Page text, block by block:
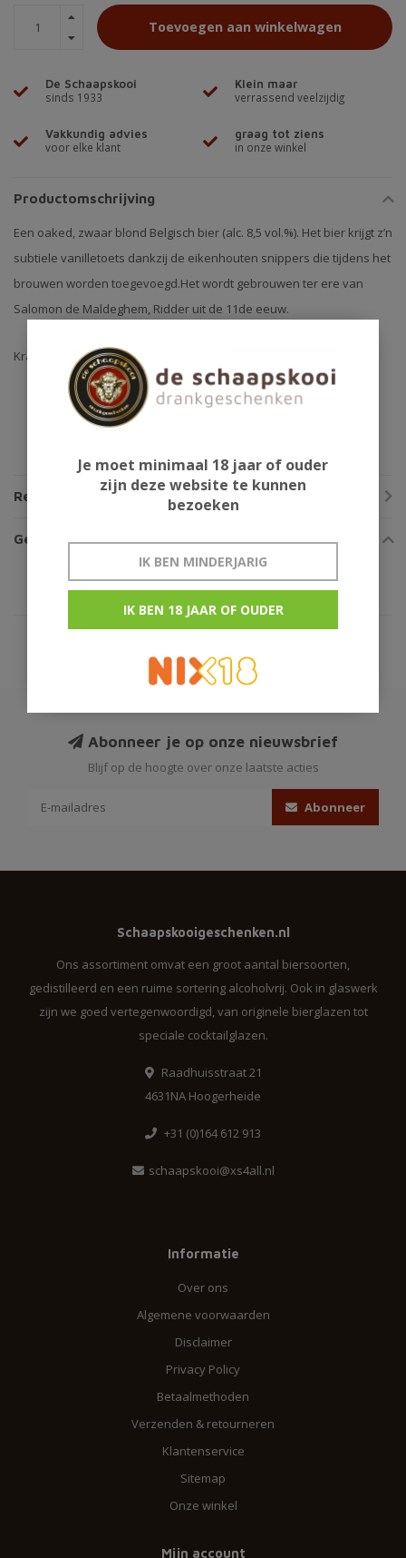
Toevoegen aan winkelwagen
De Schaapskooi
sinds 1933
Klein maar
verrassend veelzijdig
Vakkundig advies
voor elke klant
graag tot ziens
in onze winkel
Productomschrijving
Een oaked, zwaar blond Belgisch bier (alc. 8,5 vol.%). Het bier krijgt z’n
subtiele vanilletoets dankzij de eikenhouten snippers die tijdens het
brouwen worden toegevoegd.Het wordt gebrouwen ter ere van
Salomon de Maldeghem, Ridder uit de 11de eeuw.
Krat 24x33cl 8,5% alc.
Reviews
Gerelateerde producten
Abonneer je op onze nieuwsbrief
Blijf op de hoogte over onze laatste acties
Abonneer
Schaapskooigeschenken.nl
Ons assortiment omvat een groot aantal biersoorten,
gedistilleerd en een ruime sortering alcoholvrij. Ook in glaswerk
zijn we goed vertegenwoordigd, van originele bierglazen tot
speciale cocktailglazen.
Raadhuisstraat 21
4631NA Hoogerheide
+31 (0)164 612 913
schaapskooi@xs4all.nl
Informatie
Over ons
Algemene voorwaarden
Disclaimer
Privacy Policy
Betaalmethoden
Verzenden & retourneren
Klantenservice
Sitemap
Onze winkel
Mijn account
Je moet minimaal 18 jaar of ouder
zijn deze website te kunnen
bezoeken
IK BEN MINDERJARIG
IK BEN 18 JAAR OF OUDER